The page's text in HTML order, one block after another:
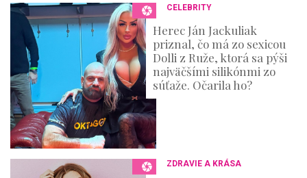
CELEBRITY
Herec Ján Jackuliak
priznal, čo má zo sexicou
Dolli z Ruže, ktorá sa pýši
najväčšími silikónmi zo
súťaže. Očarila ho?
ZDRAVIE A KRÁSA